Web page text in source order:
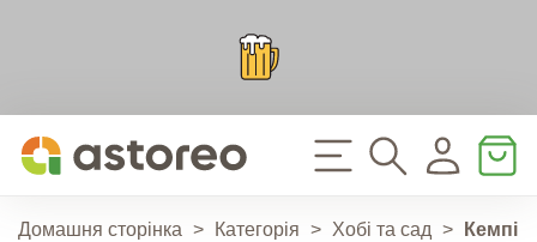
Домашня сторінка > Категорія > Хобі та сад >